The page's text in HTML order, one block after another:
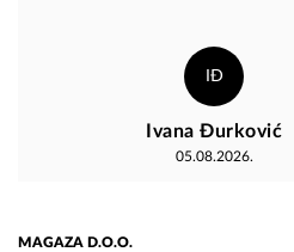
IĐ
Ivana Đurković
05.08.2026.
MAGAZA D.O.O.